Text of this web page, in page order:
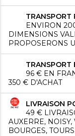
TRANSPORT
ENVIRON
DIMENSIONS
PROPOSERONS
TRANSPORT
96 € EN
350 € D'ACHAT
LIVRAISON
49 €
AUXERRE,
BOURGES, TOURS